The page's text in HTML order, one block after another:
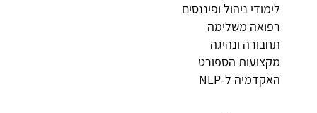
לימודי ניהול ופיננסים
רפואה משלימה
תחבורה ונהיגה
מקצועות הספורט
האקדמיה ל-NLP